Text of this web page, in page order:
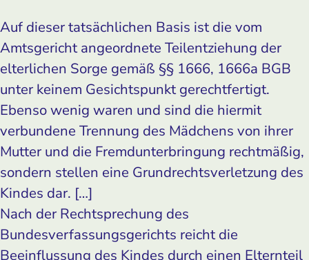
Auf dieser tatsächlichen Basis ist die vom
Amtsgericht angeordnete Teilentziehung der
elterlichen Sorge gemäß §§ 1666, 1666a BGB
unter keinem Gesichtspunkt gerechtfertigt.
Ebenso wenig waren und sind die hiermit
verbundene Trennung des Mädchens von ihrer
Mutter und die Fremdunterbringung rechtmäßig,
sondern stellen eine Grundrechtsverletzung des
Kindes dar. […]
Nach der Rechtsprechung des
Bundesverfassungsgerichts reicht die
Beeinflussung des Kindes durch einen Elternteil